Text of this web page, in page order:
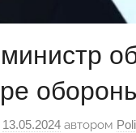
13.05.2024 автором